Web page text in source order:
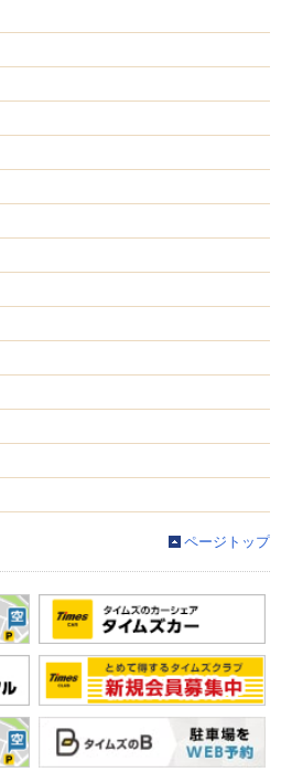
ページトップ